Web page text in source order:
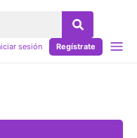
sesión Regístrate